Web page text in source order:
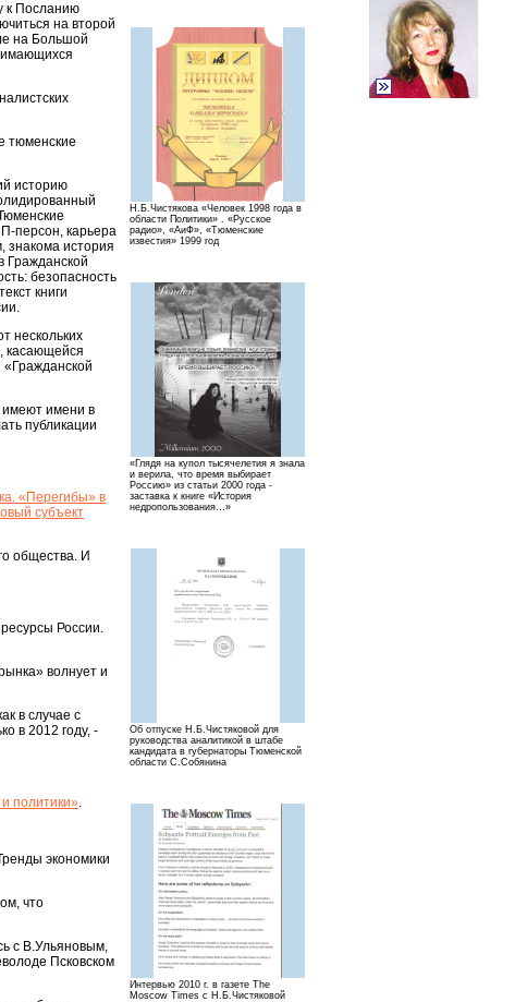
Н.Б.Чистякова «Человек 1998 года в
области Политики» . «Русское
радио», «АиФ», «Тюменские
известия» 1999 год
«Глядя на купол тысячелетия я знала
и верила, что время выбирает
Россию» из статьи 2000 года -
заставка к книге «История
недропользования…»
Об отпуске Н.Б.Чистяковой для
руководства аналитикой в штабе
кандидата в губернаторы Тюменской
области С.Собянина
Интервью 2010 г. в газете The
Mosсow Times с Н.Б.Чистяковой
к Посланию
на второй
на Большой
тюменские
историю
персон, карьера
знакома история
Гражданской
безопасность
книги
нескольких
касающейся
имеют имени в
публикации
«Перегибы» в
субъект
общества. И
России.
волнует и
в случае с
в 2012 году, -
политики».
экономики
что
с В.Ульяновым,
Псковском